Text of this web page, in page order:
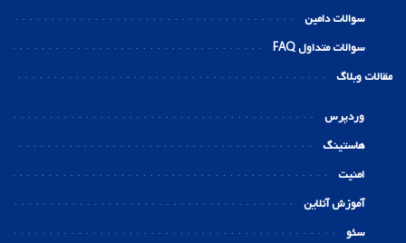
سوالات دامین
سوالات متداول FAQ
مقالات وبلاگ
وردپرس
هاستینگ
امنیت
آموزش آنلاین
سئو